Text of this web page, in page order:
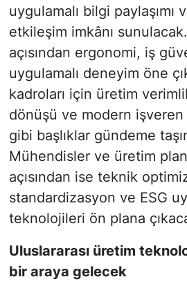
uygulamalı bilgi paylaşımı
etkileşim imkânı
açısından ergonomi, iş
uygulamalı deneyim öne
kadroları için üretim
dönüşü ve modern işveren
gibi başlıklar gündeme
Mühendisler ve üretim
açısından ise teknik
standardizasyon ve ESG
teknolojileri ön plana
Uluslararası üretim
bir araya gelecek